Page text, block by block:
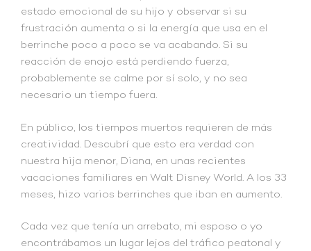
estado emocional de su hijo y observar si su
frustración aumenta o si la energía que usa en el
berrinche poco a poco se va acabando. Si su
reacción de enojo está perdiendo fuerza,
probablemente se calme por sí solo, y no sea
necesario un tiempo fuera.
En público, los tiempos muertos requieren de más
creatividad. Descubrí que esto era verdad con
nuestra hija menor, Diana, en unas recientes
vacaciones familiares en Walt Disney World. A los 33
meses, hizo varios berrinches que iban en aumento.
Cada vez que tenía un arrebato, mi esposo o yo
encontrábamos un lugar lejos del tráfico peatonal y